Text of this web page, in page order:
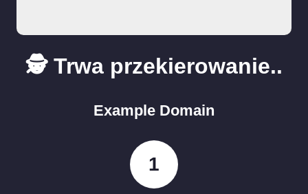
🕵️ Trwa przekierowanie..
Example Domain
1